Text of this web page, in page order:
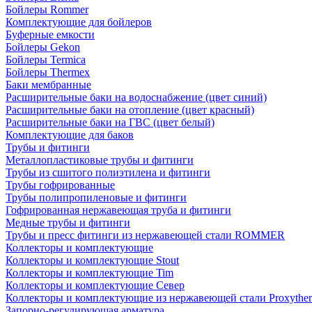
Бойлеры Rommer
Комплектующие для бойлеров
Буферные емкости
Бойлеры Gekon
Бойлеры Termica
Бойлеры Thermex
Баки мембранные
Расширительные баки на водоснабжение (цвет синий)
Расширительные баки на отопление (цвет красный)
Расширительные баки на ГВС (цвет белый)
Комплектующие для баков
Трубы и фитинги
Металлопластиковые трубы и фитинги
Трубы из сшитого полиэтилена и фитинги
Трубы гофрированные
Трубы полипропиленовые и фитинги
Гофрированная нержавеющая труба и фитинги
Медные трубы и фитинги
Трубы и пресс фитинги из нержавеющей стали ROMMER
Коллекторы и комплектующие
Коллекторы и комплектующие Stout
Коллекторы и комплектующие Tim
Коллекторы и комплектующие Север
Коллекторы и комплектующие из нержавеющей стали